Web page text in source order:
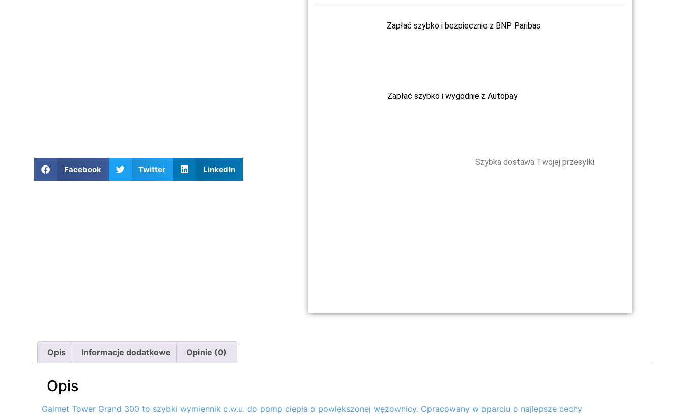
Facebook Twitter LinkedIn
Zapłać szybko i bezpiecznie z BNP Paribas
Zapłać szybko i wygodnie z Autopay
Szybka dostawa Twojej przesyłki
Opis Informacje dodatkowe Opinie (0)
Opis
Galmet Tower Grand 300 to szybki wymiennik c.w.u. do pomp ciepła o powiększonej wężownicy. Opracowany w oparciu o najlepsze cechy